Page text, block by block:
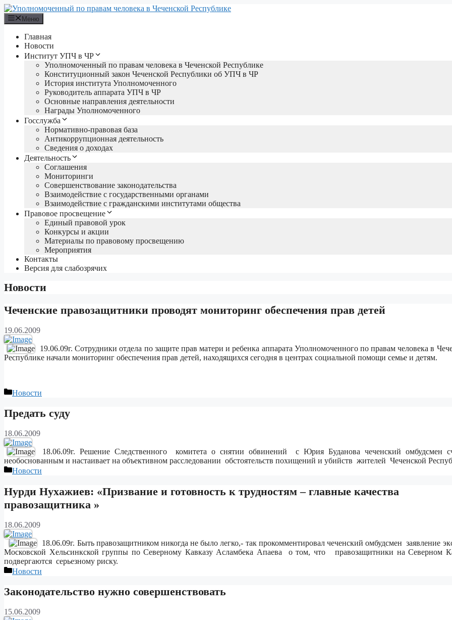
Перейти
к
содержимому
Меню
Главная
Новости
Институт УПЧ в ЧР
Уполномоченный по правам человека в Чеченской Республике
Конституционный закон Чеченской Республики об УПЧ в ЧР
История института Уполномоченного
Руководитель аппарата УПЧ в ЧР
Основные направления деятельности
Награды Уполномоченного
Госслужба
Нормативно-правовая база
Антикоррупционная деятельность
Сведения о доходах
Деятельность
Соглашения
Мониторинги
Совершенствование законодательства
Взаимодействие с государственными органами
Взаимодействие с гражданскими институтами общества
Правовое просвещение
Единый правовой урок
Конкурсы и акции
Материалы по правовому просвещению
Мероприятия
Контакты
Версия для слабозрячих
Новости
Чеченские правозащитники проводят мониторинг обеспечения прав детей
19.06.2009
19.06.09г. Сотрудники отдела по защите прав матери и ребенка аппарата Уполномоченного по правам человека в
Республике начали мониторинг обеспечения прав детей, находящихся сегодня в центрах социальной помощи семье и детям.
Рубрики
Новости
Предать суду
18.06.2009
18.06.09г. Решение Следственного комитета о снятии обвинений с Юрия Буданова чеченский омбудсмен
необоснованным и настаивает на объективном расследовании обстоятельств похищений и убийств жителей Чеченской
Рубрики
Новости
Нурди Нухажиев: «Призвание и готовность к трудностям – главные качества
правозащитника »
18.06.2009
18.06.09г. Быть правозащитником никогда не было легко,- так прокомментировал чеченский омбудсмен заявление
Московской Хельсинкской группы по Северному Кавказу Асламбека Апаева о том, что правозащитники на Северном
подвергаются серьезному риску.
Рубрики
Новости
Законодательство нужно совершенствовать
15.06.2009